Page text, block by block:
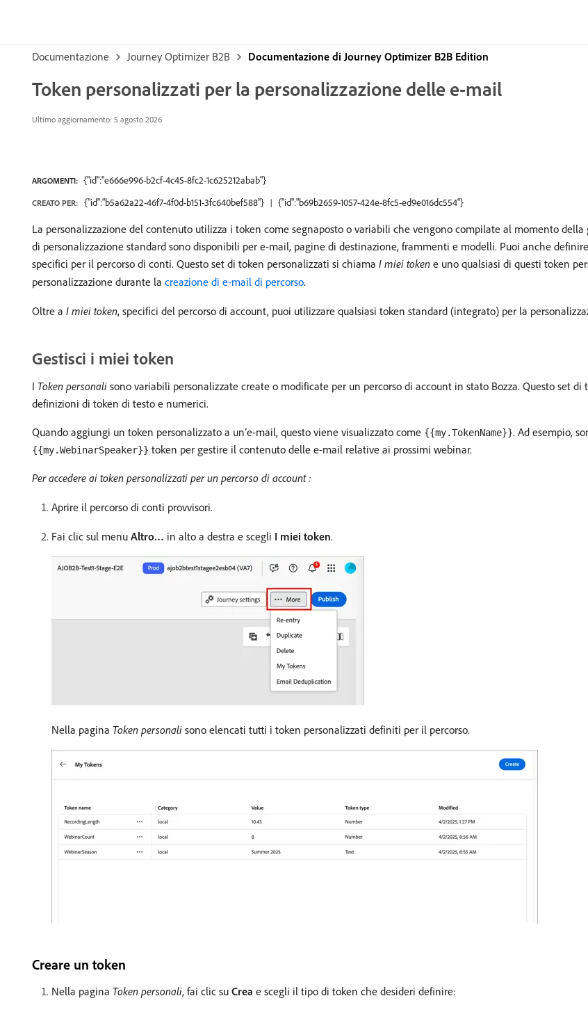
Documentazione Journey Optimizer B2B Documentazione di Journey Optimizer B2B Edition
Token personalizzati per la personalizzazione delle e-mail
Ultimo aggiornamento: 5 agosto 2026
ARGOMENTI: {"id":"e666e996-b2cf-4c45-8fc2-1c625212abab"}
CREATO PER: {"id":"b5a62a22-46f7-4f0d-b151-3fc640bef588"} {"id":"b69b2659-1057-424e-8fc5-ed9e016dc554"}
La personalizzazione del contenuto utilizza i token come segnaposto o variabili che vengono compilate al momento
di personalizzazione standard sono disponibili per e-mail, pagine di destinazione, frammenti e modelli. Puoi anche
specifici per il percorso di conti. Questo set di token personalizzati si chiama I miei token e uno qualsiasi di questi token
personalizzazione durante la creazione di e-mail di percorso.
Oltre a I miei token, specifici del percorso di account, puoi utilizzare qualsiasi token standard (integrato) per la
Gestisci i miei token
I Token personali sono variabili personalizzate create o modificate per un percorso di account in stato Bozza. Questo set
definizioni di token di testo e numerici.
Quando aggiungi un token personalizzato a un’e-mail, questo viene visualizzato come {{my.TokenName}}. Ad esempio,
{{my.WebinarSpeaker}} token per gestire il contenuto delle e-mail relative ai prossimi webinar.
Per accedere ai token personalizzati per un percorso di account :
Aprire il percorso di conti provvisori.
Fai clic sul menu Altro… in alto a destra e scegli I miei token.
Nella pagina Token personali sono elencati tutti i token personalizzati definiti per il percorso.
Creare un token
Nella pagina Token personali, fai clic su Crea e scegli il tipo di token che desideri definire: